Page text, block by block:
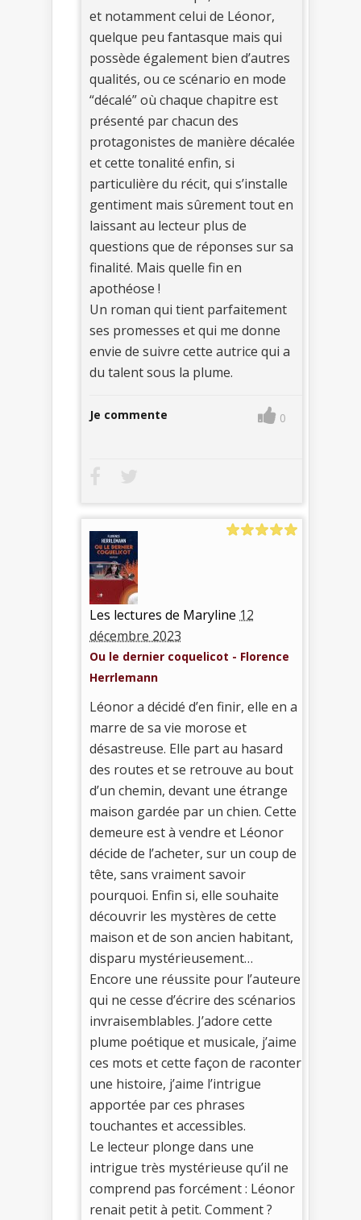
et notamment celui de Léonor,
quelque peu fantasque mais qui
possède également bien d’autres
qualités, ou ce scénario en mode
“décalé” où chaque chapitre est
présenté par chacun des
protagonistes de manière décalée
et cette tonalité enfin, si
particulière du récit, qui s’installe
gentiment mais sûrement tout en
laissant au lecteur plus de
questions que de réponses sur sa
finalité. Mais quelle fin en
apothéose !
Un roman qui tient parfaitement
ses promesses et qui me donne
envie de suivre cette autrice qui a
du talent sous la plume.
Je commente 0
Les lectures de Maryline 12
décembre 2023
Ou le dernier coquelicot - Florence
Herrlemann
Léonor a décidé d’en finir, elle en a
marre de sa vie morose et
désastreuse. Elle part au hasard
des routes et se retrouve au bout
d’un chemin, devant une étrange
maison gardée par un chien. Cette
demeure est à vendre et Léonor
décide de l’acheter, sur un coup de
tête, sans vraiment savoir
pourquoi. Enfin si, elle souhaite
découvrir les mystères de cette
maison et de son ancien habitant,
disparu mystérieusement…
Encore une réussite pour l’auteure
qui ne cesse d’écrire des scénarios
invraisemblables. J’adore cette
plume poétique et musicale, j’aime
ces mots et cette façon de raconter
une histoire, j’aime l’intrigue
apportée par ces phrases
touchantes et accessibles.
Le lecteur plonge dans une
intrigue très mystérieuse qu’il ne
comprend pas forcément : Léonor
renait petit à petit. Comment ?